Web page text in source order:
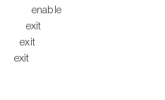
enable
exit
exit
exit